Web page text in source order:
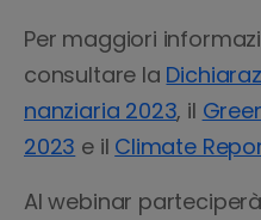
Per maggiori
consultare la
nanziaria 2023, il
2023 e il Climate
Al webinar parteciperà